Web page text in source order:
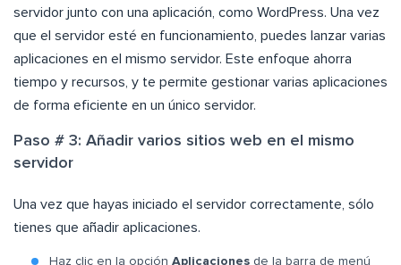
servidor junto con una aplicación, como WordPress. Una vez
que el servidor esté en funcionamiento, puedes lanzar varias
aplicaciones en el mismo servidor. Este enfoque ahorra
tiempo y recursos, y te permite gestionar varias aplicaciones
de forma eficiente en un único servidor.
Paso # 3: Añadir varios sitios web en el mismo
servidor
Una vez que hayas iniciado el servidor correctamente, sólo
tienes que añadir aplicaciones.
Haz clic en la opción Aplicaciones de la barra de menú